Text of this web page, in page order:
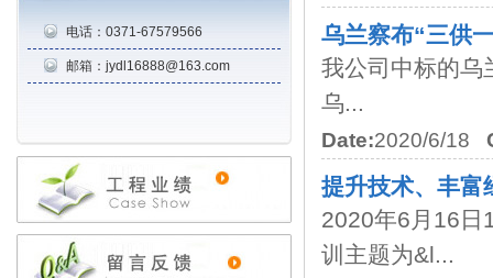
电话：0371-67579566
邮箱：jydl16888@163.com
乌兰察布“三供
我公司中标的乌
乌...
Date:2020/6/18
提升技术、丰富
2020年6月16日
训主题为&l...